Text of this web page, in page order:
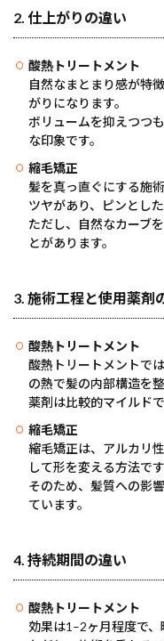
2. 仕上がりの違い
酸熱トリートメント
自然なまとまり感が特
がりになります。
ボリュームを抑えつつ
な印象です。
縮毛矯正
髪を真っ直ぐにする施
ツヤがあり、ピンとし
ただし、自然なカーブ
とがあります。
3. 施術工程と使用薬剤
酸熱トリートメント
酸熱トリートメントで
の熱で髪の内部構造を整
薬剤は比較的マイルド
縮毛矯正
縮毛矯正は、アルカリ
して形を変える方法です
そのため、髪質への影
ています。
4. 持続期間の違い
酸熱トリートメント
効果は1–2ヶ月程度で、